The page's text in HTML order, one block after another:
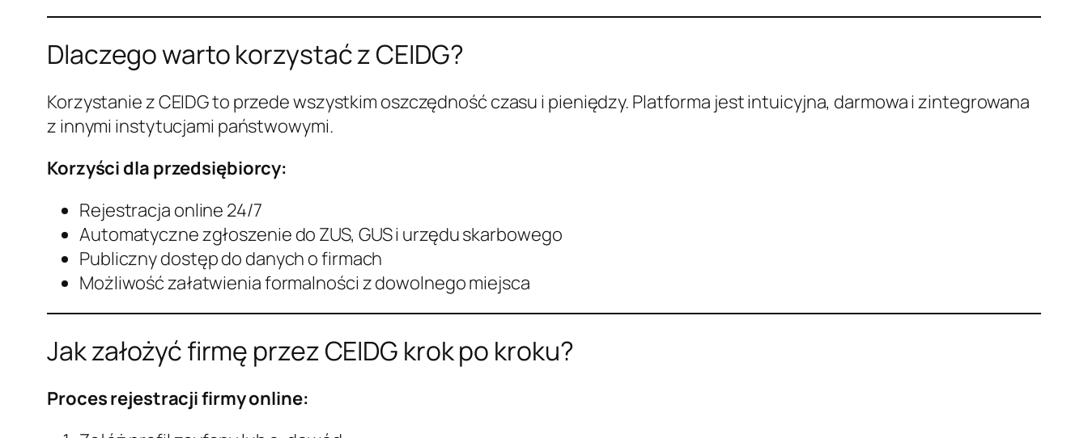
Dlaczego warto korzystać z CEIDG?
Korzystanie z CEIDG to przede wszystkim oszczędność czasu i pieniędzy. Platforma jest intuicyjna, darmowa i zintegrowana
z innymi instytucjami państwowymi.
Korzyści dla przedsiębiorcy:
Rejestracja online 24/7
Automatyczne zgłoszenie do ZUS, GUS i urzędu skarbowego
Publiczny dostęp do danych o firmach
Możliwość załatwienia formalności z dowolnego miejsca
Jak założyć firmę przez CEIDG krok po kroku?
Proces rejestracji firmy online: